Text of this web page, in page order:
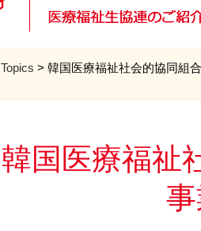
Topics > 韓国医療福祉社会的協同組
韓国医療福祉